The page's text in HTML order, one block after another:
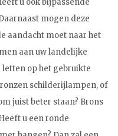
mogen deze
aandacht moet naar het
aan uw landelijke
op het gebruikte
schilderijlampen, of
juist beter staan? Brons
u een ronde